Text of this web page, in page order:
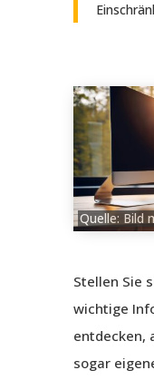
Quelle: Bild
Stellen Sie
wichtige
entdecken,
sogar